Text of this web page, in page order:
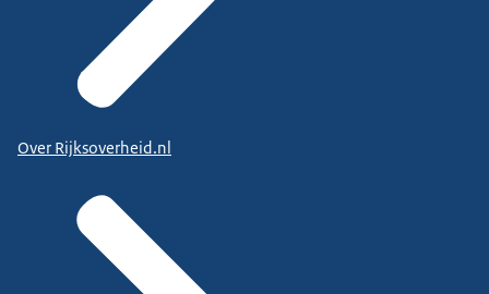
Over Rijksoverheid.nl